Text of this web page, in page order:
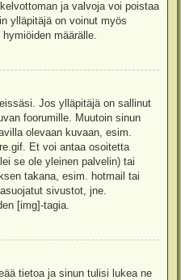
ja valvoja voi poistaa
ylläpitäjä on voinut myös
määrälle.
Jos ylläpitäjä on sallinut
foorumille. Muutoin sinun
olevaan kuvaan, esim.
Et voi antaa osoitetta
se ole yleinen palvelin) tai
takana, esim. hotmail tai
sivustot, jne.
[img]-tagia.
tietoa ja sinun tulisi lukea ne